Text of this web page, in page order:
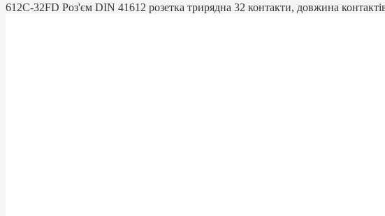
612C-32FD Роз'єм DIN 41612 розетка трирядна 32 контакти, довжина